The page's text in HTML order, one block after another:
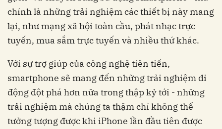
chính là những trải nghiệm các thiết bị này mang
lại, như mạng xã hội toàn cầu, phát nhạc trực
tuyến, mua sắm trực tuyến và nhiều thứ khác.
Với sự trợ giúp của công nghệ tiên tiến,
smartphone sẽ mang đến những trải nghiệm di
động đột phá hơn nữa trong thập kỷ tới - những
trải nghiệm mà chúng ta thậm chí không thể
tưởng tượng được khi iPhone lần đầu tiên được